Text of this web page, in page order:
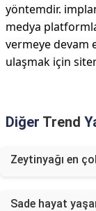
yöntemdir.
medya
vermeye devam
ulaşmak için
Diğer Trend
Zeytinyağı en
Sade hayat